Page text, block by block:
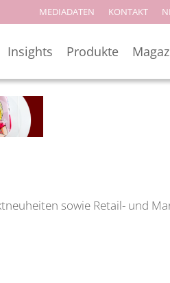
MEDIADATEN KONTAKT
Insights Produkte
sowie Retail- und